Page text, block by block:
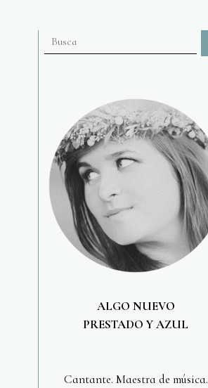
ALGO NUEVO
PRESTADO Y AZUL
Cantante. Maestra de música.